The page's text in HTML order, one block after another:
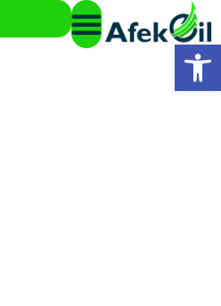
פתח סרגל נגישות